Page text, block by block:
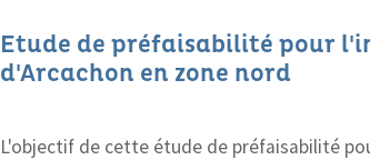
Etude de préfaisabilité pour
d'Arcachon en zone nord
L'objectif de cette étude de préfaisabilité